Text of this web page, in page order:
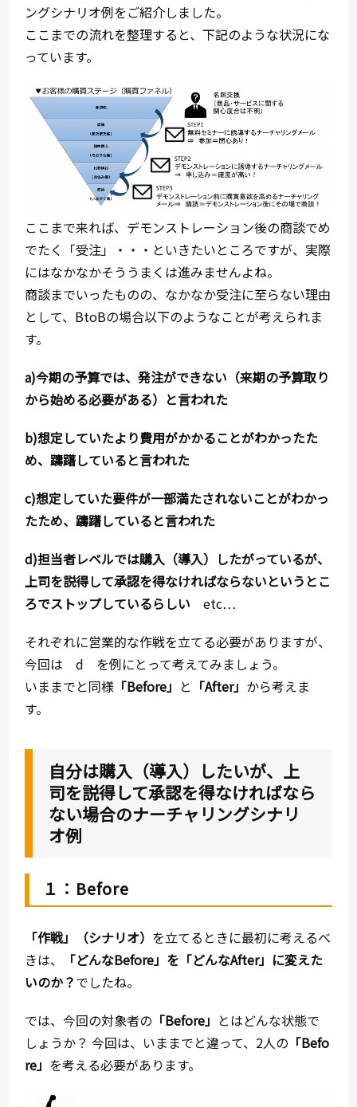
ングシナリオ例をご紹介しました。
ここまでの流れを整理すると、下記のような状況にな
っています。
ここまで来れば、デモンストレーション後の商談でめ
でたく「受注」・・・といきたいところですが、実際
にはなかなかそううまくは進みませんよね。
商談までいったものの、なかなか受注に至らない理由
として、BtoBの場合以下のようなことが考えられま
す。
a)今期の予算では、発注ができない（来期の予算取り
から始める必要がある）と言われた
b)想定していたより費用がかかることがわかったた
め、躊躇していると言われた
c)想定していた要件が一部満たされないことがわかっ
たため、躊躇していると言われた
d)担当者レベルでは購入（導入）したがっているが、
上司を説得して承認を得なければならないというとこ
ろでストップしているらしい etc…
それぞれに営業的な作戦を立てる必要がありますが、
今回は d を例にとって考えてみましょう。
いままでと同様 「Before」 と 「After」 から考えま
す。
自分は購入（導入）したいが、上
司を説得して承認を得なければなら
ない場合のナーチャリングシナリ
オ例
１：Before
「作戦」（シナリオ） を立てるときに最初に考えるべ
きは、
「どんなBefore」を「どんなAfter」に変えた
いのか？でしたね。
では、今回の対象者の 「Before」 とはどんな状態で
しょうか？ 今回は、いままでと違って、2人の 「Befo
re」 を考える必要があります。